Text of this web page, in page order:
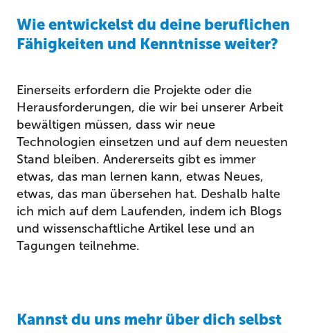
Wie entwickelst du deine beruflichen
Fähigkeiten und Kenntnisse weiter?
Einerseits erfordern die Projekte oder die
Herausforderungen, die wir bei unserer Arbeit
bewältigen müssen, dass wir neue
Technologien einsetzen und auf dem neuesten
Stand bleiben. Andererseits gibt es immer
etwas, das man lernen kann, etwas Neues,
etwas, das man übersehen hat. Deshalb halte
ich mich auf dem Laufenden, indem ich Blogs
und wissenschaftliche Artikel lese und an
Tagungen teilnehme.
Kannst du uns mehr über dich selbst